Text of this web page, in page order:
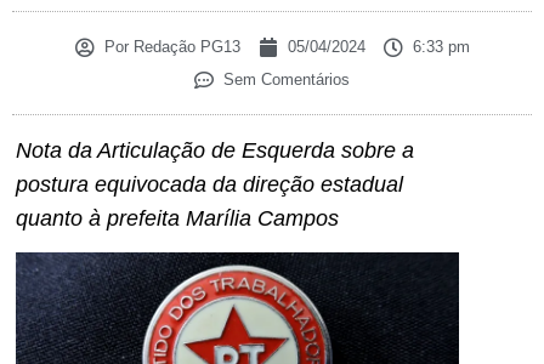
PorRedação PG13 05/04/2024
6:33 pm
Sem Comentários
Nota da Articulação de Esquerda sobre a
postura equivocada da direção estadual
quanto à prefeita Marília Campos